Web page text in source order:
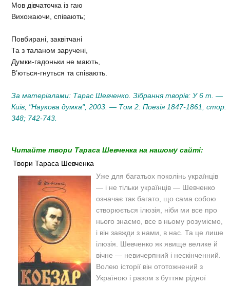
Мов дівчаточка із гаю
Вихожаючи, співають;
Повбирані, заквітчані
Та з таланом заручені,
Думки-гадоньки не мають,
В’ються-гнуться та співають.
За матеріалами: Тарас Шевченко. Зібрання творів: У 6 т. —
Київ, "Наукова думка", 2003. — Том 2: Поезія 1847-1861, стор.
348; 742-743.
Читайте твори Тараса Шевченка на нашому сайті:
Твори Тараса Шевченка
Уже для багатьох поколінь українців
— і не тільки українців — Шевченко
означає так багато, що сама собою
створюється ілюзія, ніби ми все про
нього знаємо, все в ньому розуміємо,
і він завжди з нами, в нас. Та це лише
ілюзія. Шевченко як явище велике й
вічне — невичерпний і нескінченний.
Волею історії він ототожнений з
Україною і разом з буттям рідної